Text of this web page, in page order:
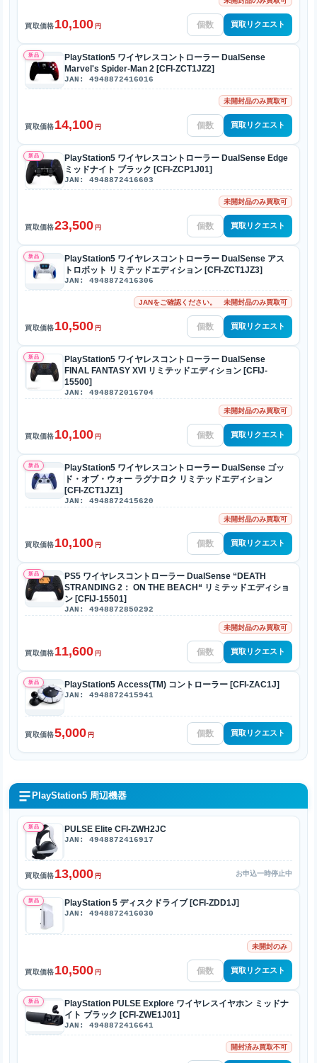
買取価格10,100 円 買取リクエスト
新品
PlayStation5 ワイヤレスコントローラー DualSense
Marvel's Spider-Man 2 [CFI-ZCT1JZ2]
JAN: 4948872416016
未開封品のみ買取可
買取価格14,100 円 買取リクエスト
新品
PlayStation5 ワイヤレスコントローラー DualSense Edge
ミッドナイト ブラック [CFI-ZCP1J01]
JAN: 4948872416603
未開封品のみ買取可
買取価格23,500 円 買取リクエスト
新品
PlayStation5 ワイヤレスコントローラー DualSense アス
トロボット リミテッドエディション [CFI-ZCT1JZ3]
JAN: 4948872416306
JANをご確認ください。 未開封品のみ買取可
買取価格10,500 円 買取リクエスト
新品
PlayStation5 ワイヤレスコントローラー DualSense
FINAL FANTASY XVI リミテッドエディション [CFIJ-
15500]
JAN: 4948872016704
未開封品のみ買取可
買取価格10,100 円 買取リクエスト
新品
PlayStation5 ワイヤレスコントローラー DualSense ゴッ
ド・オブ・ウォー ラグナロク リミテッドエディション
[CFI-ZCT1JZ1]
JAN: 4948872415620
未開封品のみ買取可
買取価格10,100 円 買取リクエスト
新品
PS5 ワイヤレスコントローラー DualSense “DEATH
STRANDING 2： ON THE BEACH“ リミテッドエディショ
ン [CFIJ-15501]
JAN: 4948872850292
未開封品のみ買取可
買取価格11,600 円 買取リクエスト
新品 PlayStation5 Access(TM) コントローラー [CFI-ZAC1J]
JAN: 4948872415941
買取価格5,000 円 買取リクエスト
PlayStation5 周辺機器
新品 PULSE Elite CFI-ZWH2JC
JAN: 4948872416917
買取価格13,000 円 お申込一時停止中
新品 PlayStation 5 ディスクドライブ [CFI-ZDD1J]
JAN: 4948872416030
未開封のみ
買取価格10,500 円 買取リクエスト
新品
PlayStation PULSE Explore ワイヤレスイヤホン ミッドナ
イト ブラック [CFI-ZWE1J01]
JAN: 4948872416641
開封済み買取不可